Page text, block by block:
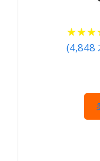
★★★
★★★
(4,848